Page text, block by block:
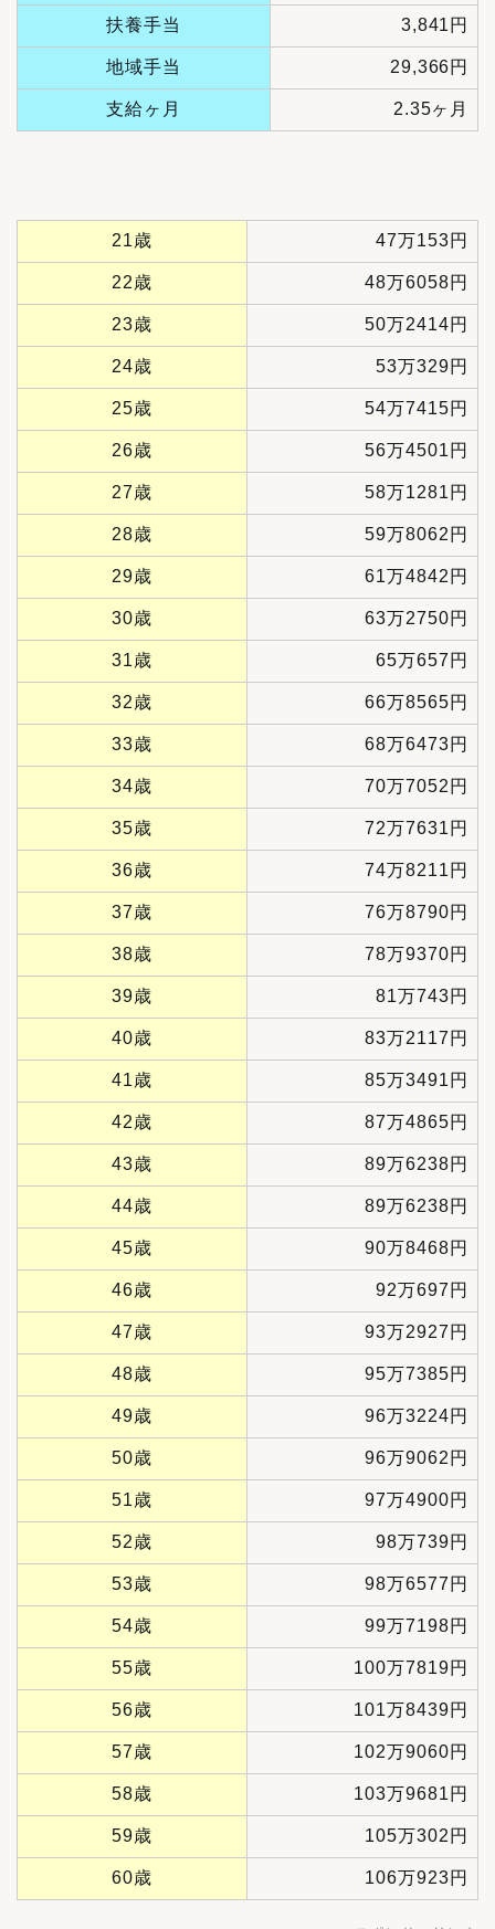
扶養手当 3,841円
地域手当 29,366円
支給ヶ月 2.35ヶ月
21歳 47万153円
22歳 48万6058円
23歳 50万2414円
24歳 53万329円
25歳 54万7415円
26歳 56万4501円
27歳 58万1281円
28歳 59万8062円
29歳 61万4842円
30歳 63万2750円
31歳 65万657円
32歳 66万8565円
33歳 68万6473円
34歳 70万7052円
35歳 72万7631円
36歳 74万8211円
37歳 76万8790円
38歳 78万9370円
39歳 81万743円
40歳 83万2117円
41歳 85万3491円
42歳 87万4865円
43歳 89万6238円
44歳 89万6238円
45歳 90万8468円
46歳 92万697円
47歳 93万2927円
48歳 95万7385円
49歳 96万3224円
50歳 96万9062円
51歳 97万4900円
52歳 98万739円
53歳 98万6577円
54歳 99万7198円
55歳 100万7819円
56歳 101万8439円
57歳 102万9060円
58歳 103万9681円
59歳 105万302円
60歳 106万923円